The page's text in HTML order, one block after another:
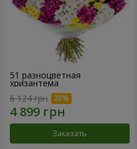
51 разноцветная
хризантема
6 124 грн
Заказать